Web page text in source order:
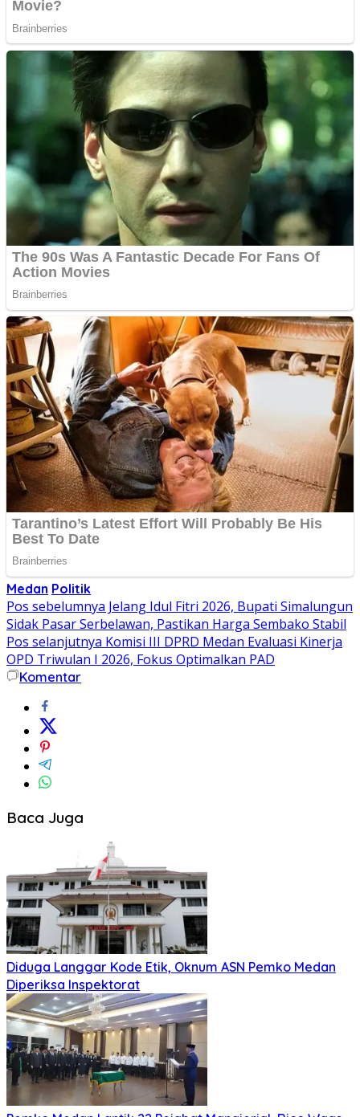
Medan Politik
Navigasi
pos
Pos sebelumnya Jelang Idul Fitri 2026, Bupati Simalungun
Sidak Pasar Serbelawan, Pastikan Harga Sembako Stabil
Pos selanjutnya Komisi III DPRD Medan Evaluasi Kinerja
OPD Triwulan I 2026, Fokus Optimalkan PAD
Komentar
Baca Juga
Diduga Langgar Kode Etik, Oknum ASN Pemko Medan
Diperiksa Inspektorat